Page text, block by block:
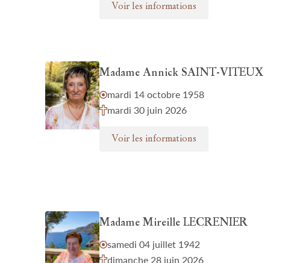
Voir les informations
Madame Annick SAINT-VITEUX
mardi 14 octobre 1958
mardi 30 juin 2026
Voir les informations
Madame Mireille LECRENIER
samedi 04 juillet 1942
dimanche 28 juin 2026